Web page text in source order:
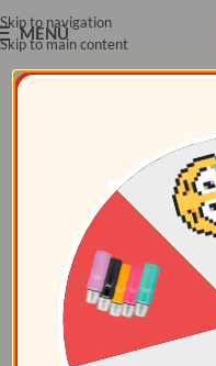
Skip to navigation
Skip to main content
MENÚ